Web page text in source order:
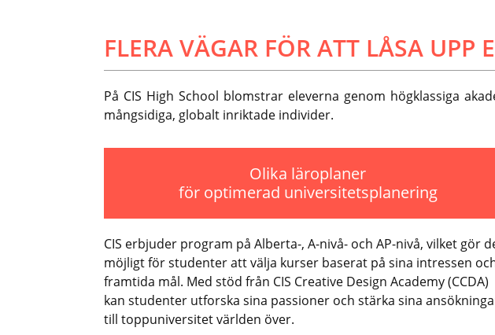
FLERA VÄGAR FÖR ATT LÅSA UPP
På CIS High School blomstrar eleverna genom högklassiga
mångsidiga, globalt inriktade individer.
Olika läroplaner
för optimerad universitetsplanering
CIS erbjuder program på Alberta-, A-nivå- och AP-nivå, vilket gör
möjligt för studenter att välja kurser baserat på sina intressen
framtida mål. Med stöd från CIS Creative Design Academy (CCDA)
kan studenter utforska sina passioner och stärka sina
till toppuniversitet världen över.